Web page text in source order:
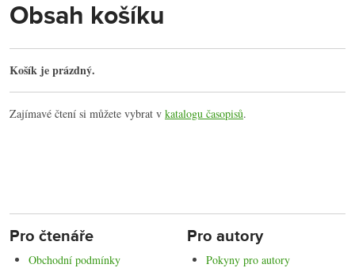
Obsah košíku
Košík je prázdný.
Zajímavé čtení si můžete vybrat v katalogu časopisů.
Pro čtenáře
Obchodní podmínky
Pro autory
Pokyny pro autory